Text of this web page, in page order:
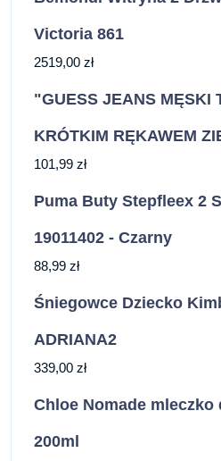
Victoria 861
2519,00 zł
"GUESS JEANS MĘSKI
KRÓTKIM RĘKAWEM
101,99 zł
Puma Buty Stepfleex 2
19011402 - Czarny
88,99 zł
Śniegowce Dziecko
ADRIANA2
339,00 zł
Chloe Nomade mleczko
200ml